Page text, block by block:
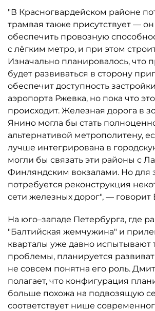
"В Красногвардейском районе
трамвая также присутствует —
обеспечить провозную
с лёгким метро, и при этом
Изначально планировалось, что
будет развиваться в сторону
обеспечит доступность
аэропорта Ржевка, но пока что
происходит. Железная дорога в
Янино могла бы стать
альтернативой метрополитену,
лучше интегрирована в
могли бы связать эти районы с
Финляндским вокзалами. Но для
потребуется реконструкция
сети железных дорог", — говорит
На юго–западе Петербурга, где
"Балтийская жемчужина" и
кварталы уже давно испытывают
проблемы, планируется
не совсем понятна его роль.
полагает, что конфигурация
больше похожа на подвозящую
соответствует нише